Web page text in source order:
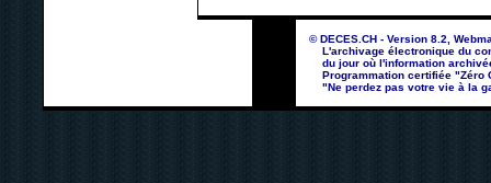
© DECES.CH - Version 8.2,
L'archivage électronique du
du jour où l'information
Programmation certifiée "Zéro
"Ne perdez pas votre vie à la